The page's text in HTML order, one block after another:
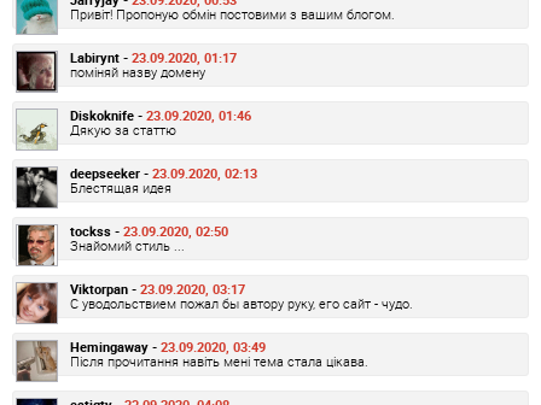
Привіт! Пропоную обмін постовими з вашим блогом.
Labirynt - 23.09.2020, 01:17
поміняй назву домену
Diskoknife - 23.09.2020, 01:46
Дякую за статтю
deepseeker - 23.09.2020, 02:13
Блестящая идея
tockss - 23.09.2020, 02:50
Знайомий стиль ...
Viktorpan - 23.09.2020, 03:17
С уводольствием пожал бы автору руку, его сайт - чудо.
Hemingaway - 23.09.2020, 03:49
Після прочитання навіть мені тема стала цікава.